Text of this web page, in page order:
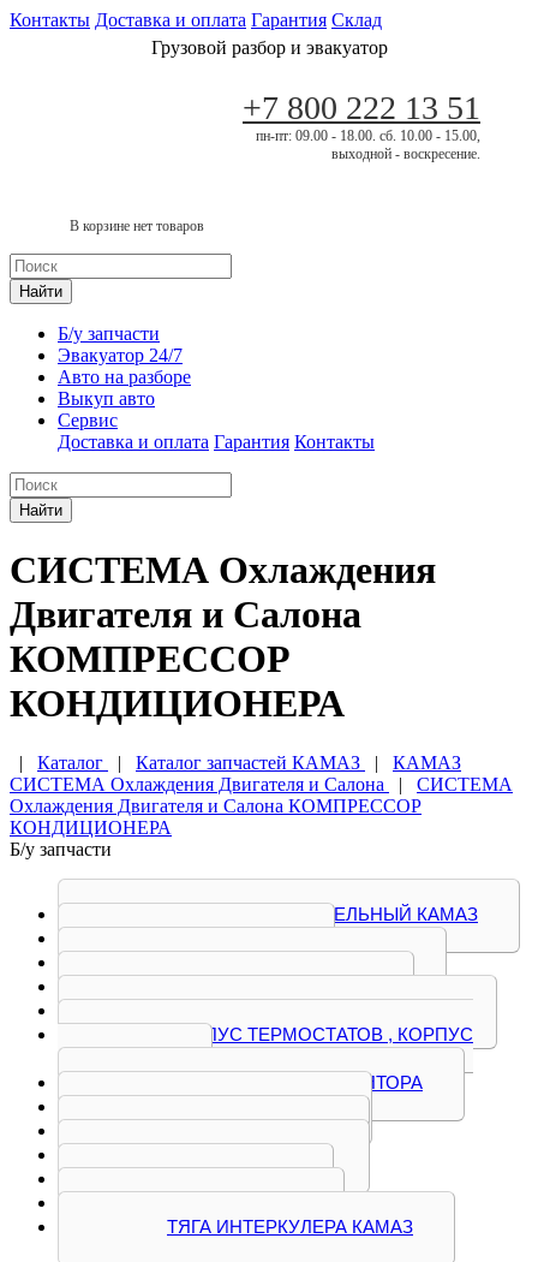
Контакты Доставка и оплата Гарантия Склад
Грузовой разбор и эвакуатор
+7 800 222 13 51
пн-пт: 09.00 - 18.00. сб. 10.00 - 15.00,
выходной - воскресение.
В корзине нет товаров
Найти
Б/у запчасти
Эвакуатор 24/7
Авто на разборе
Выкуп авто
Сервис
Доставка и оплата Гарантия Контакты
Найти
СИСТЕМА Охлаждения
Двигателя и Салона
КОМПРЕССОР
КОНДИЦИОНЕРА
| Каталог | Каталог запчастей КАМАЗ | КАМАЗ
СИСТЕМА Охлаждения Двигателя и Салона
| СИСТЕМА
Охлаждения Двигателя и Салона КОМПРЕССОР
КОНДИЦИОНЕРА
Б/у запчасти
БАЧОК РАСШИРИТЕЛЬНЫЙ КАМАЗ
КОРПУС ТЕРМОСТАТОВ , КОРПУС
ОТОПИТЕЛЯ
КРЫЛЬЧАТКА ВЕНТИЛЯТОРА
ТЯГА ИНТЕРКУЛЕРА КАМАЗ